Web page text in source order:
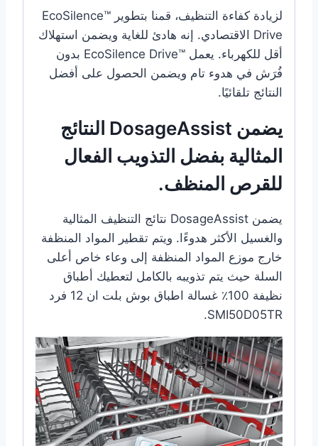
لزيادة كفاءة التنظيف، قمنا بتطوير ™EcoSilence
Drive الاقتصادي. إنه هادئ للغاية ويضمن استهلاك
أقل للكهرباء. يعمل ™EcoSilence Drive بدون
فُرَش في هدوء تام ويضمن الحصول على أفضل
النتائج تلقائيًا.
يضمن DosageAssist النتائج
المثالية بفضل التذويب الفعال
للقرص المنظف.
يضمن DosageAssist نتائج التنظيف المثالية
والغسيل الأكثر هدوءًا. ويتم تقطير المواد المنظفة
خارج موزع المواد المنظفة إلى وعاء خاص أعلى
السلة حيث يتم تذويبه بالكامل لتعطيك أطباق
نظيفة 100٪ غسالة اطباق بوش بلت ان 12 فرد
SMI50D05TR.